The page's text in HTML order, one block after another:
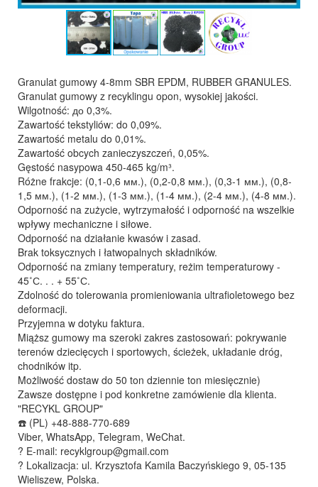
Granulat gumowy 4-8mm SBR EPDM, RUBBER GRANULES.
Granulat gumowy z recyklingu opon, wysokiej jakości.
Wilgotność: до 0,3%.
Zawartość tekstyliów: do 0,09%.
Zawartość metalu do 0,01%.
Zawartość obcych zanieczyszczeń, 0,05%.
Gęstość nasypowa 450-465 kg/m³.
Różne frakcje: (0,1-0,6 мм.), (0,2-0,8 мм.), (0,3-1 мм.), (0,8-
1,5 мм.), (1-2 мм.), (1-3 мм.), (1-4 мм.), (2-4 мм.), (4-8 мм.).
Odporność na zużycie, wytrzymałość i odporność na wszelkie
wpływy mechaniczne i siłowe.
Odporność na działanie kwasów i zasad.
Brak toksycznych i łatwopalnych składników.
Odporność na zmiany temperatury, reżim temperaturowy -
45˚С. . . + 55˚С.
Zdolność do tolerowania promieniowania ultrafioletowego bez
deformacji.
Przyjemna w dotyku faktura.
Miąższ gumowy ma szeroki zakres zastosowań: pokrywanie
terenów dziecięcych i sportowych, ścieżek, układanie dróg,
chodników itp.
Możliwość dostaw do 50 ton dziennie ton miesięcznie)
Zawsze dostępne i pod konkretne zamówienie dla klienta.
"RECYKL GROUP"
☎️ (PL) +48-888-770-689
Viber, WhatsApp, Telegram, WeChat.
? E-mail: recyklgroup@gmail.com
?️ Lokalizacja: ul. Krzysztofa Kamila Baczyńskiego 9, 05-135
Wieliszew, Polska.